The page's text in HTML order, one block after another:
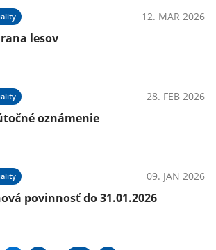
12. MAR 2026
lesov
28. FEB 2026
oznámenie
09. JAN 2026
povinnosť do 31.01.2026